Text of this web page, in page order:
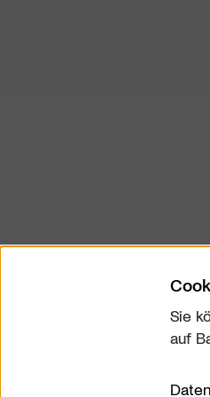
Sie
auf